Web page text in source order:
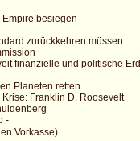
Empire besiegen
zurückkehren müssen
finanzielle und politische
Planeten retten
Franklin D. Roosevelt
-
Vorkasse)